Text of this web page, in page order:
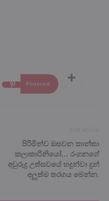
Pinterest
පිරිමින්ව ඔසවන කාන්තා
කලාකාරිනියෝ… රංගනගේ
අවුරුදු උත්සවයේ හදුන්වා දුන්
අලුත්ම තරගය මෙන්න.